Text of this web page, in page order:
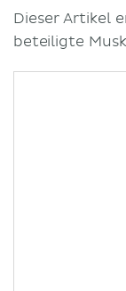
Dieser Artikel
beteiligte